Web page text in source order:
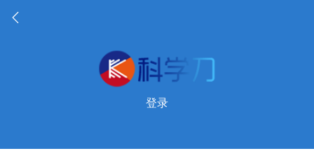
登录